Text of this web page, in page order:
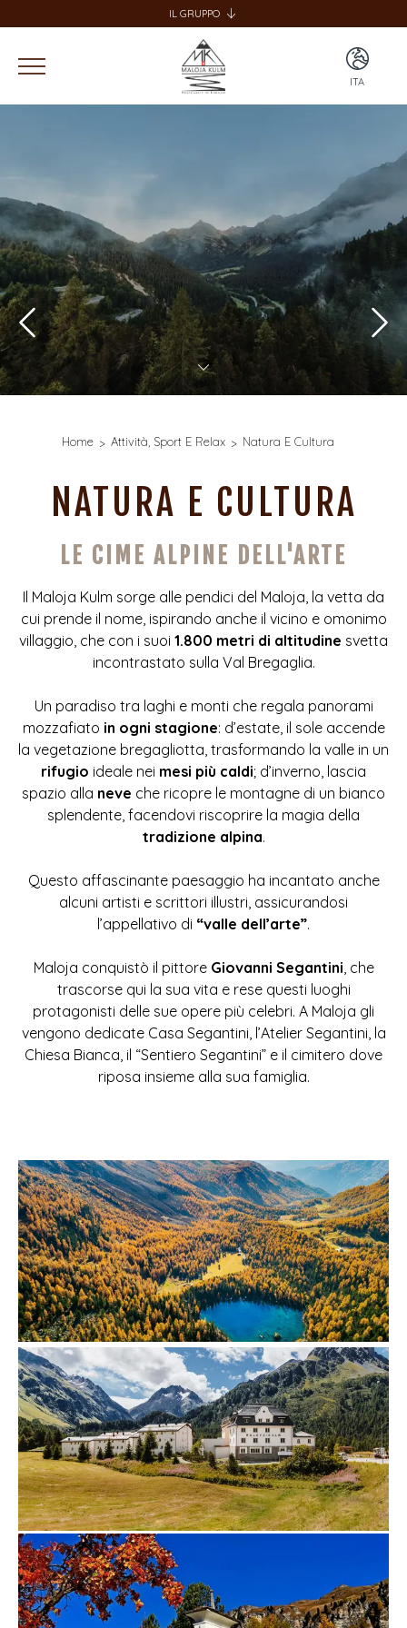
IL GRUPPO
SPECIALE GROUP
SPECIALE HOME
HOTEL BERNINA HOSPIZ
ITA
Home Attività, Sport E Relax Natura E Cultura
NATURA E CULTURA
LE CIME ALPINE DELL'ARTE
Il Maloja Kulm sorge alle pendici del Maloja, la vetta da
cui prende il nome, ispirando anche il vicino e omonimo
villaggio, che con i suoi 1.800 metri di altitudine svetta
incontrastato sulla Val Bregaglia.
Un paradiso tra laghi e monti che regala panorami
mozzafiato in ogni stagione: d’estate, il sole accende
la vegetazione bregagliotta, trasformando la valle in un
rifugio ideale nei mesi più caldi; d’inverno, lascia
spazio alla neve che ricopre le montagne di un bianco
splendente, facendovi riscoprire la magia della
tradizione alpina.
Questo affascinante paesaggio ha incantato anche
alcuni artisti e scrittori illustri, assicurandosi
l’appellativo di “valle dell’arte”.
Maloja conquistò il pittore Giovanni Segantini, che
trascorse qui la sua vita e rese questi luoghi
protagonisti delle sue opere più celebri. A Maloja gli
vengono dedicate Casa Segantini, l’Atelier Segantini, la
Chiesa Bianca, il “Sentiero Segantini” e il cimitero dove
riposa insieme alla sua famiglia.